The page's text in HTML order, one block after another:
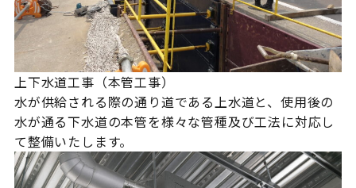
上下水道工事（本管工事）
水が供給される際の通り道である上水道と、使用後の
水が通る下水道の本管を様々な管種及び工法に対応し
て整備いたします。